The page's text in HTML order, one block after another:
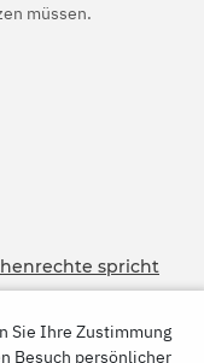
müssen.
spricht
Sie Ihre Zustimmung
Besuch persönlicher